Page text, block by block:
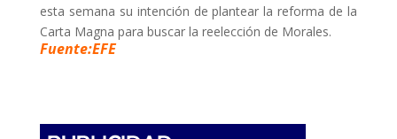
esta semana su intención de plantear la reforma de la
Carta Magna para buscar la reelección de Morales.
Fuente:EFE